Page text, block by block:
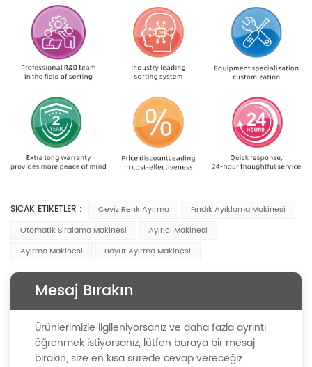
SICAK ETIKETLER : Ceviz Renk Ayırma
Fındık Ayıklama Makinesi
Otomatik Sıralama Makinesi
Ayırıcı Makinesi
Ayırma Makinesi
Boyut Ayırma Makinesi
Mesaj Bırakın
Ürünlerimizle ilgileniyorsanız ve daha fazla ayrıntı
öğrenmek istiyorsanız, lütfen buraya bir mesaj
bırakın, size en kısa sürede cevap vereceğiz.